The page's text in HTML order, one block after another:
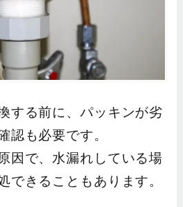
する前に、パッキンが劣
認も必要です。
因で、水漏れしている場
できることもあります。